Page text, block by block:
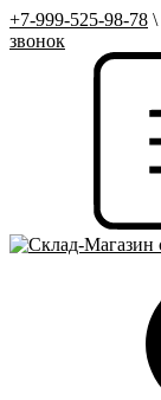
+7-999-525-98-78 \
звонок